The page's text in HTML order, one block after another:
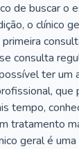
de buscar o
o clínico
consulta
ter um
que
tempo,
tratamento
geral é